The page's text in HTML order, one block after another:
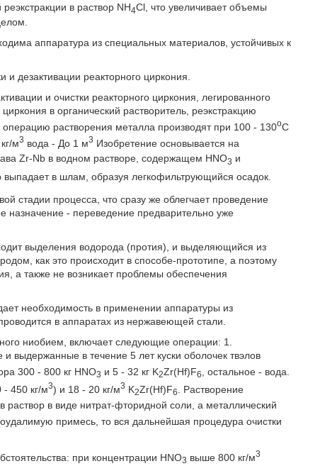
в раствор NH4Cl, что увеличивает объемы
аппаратура из специальных материалов, устойчивых к
дезактивации реакторного циркония.
и очистки реакторного циркония, легированного
в органический растворитель, реэкстракцию
растворения металла производят при 100 - 130oC
м3 вода - До 1 м3 Изобретение основывается на
Zr-Nb в водном растворе, содержащем HNO3 и
выпадает в шлам, образуя легкофильтрующийся осадок.
стадии процесса, что сразу же облегчает проведение
назначение - переведение предварительно уже
выделения водорода (протия), и выделяющийся из
как это происходит в способе-прототипе, а поэтому
а также не возникает проблемы обеспечения
необходимость в применении аппаратуры из
в аппаратах из нержавеющей стали.
ниобием, включает следующие операции: 1.
выдержанные в течение 5 лет куски оболочек твэлов
300 - 800 кг HNO3 и 5 - 32 кг K2Zr(Hf)F6
, остальное - вода.
- 450 кг/м3) и 18 - 20 кг/м3 K2Zr(Hf)F6
. Растворение
раствор в виде нитрат-фторидной соли, а металлический
примесь, то вся дальнейшая процедура очистки
при концентрации HNO3 выше 800 кг/м3